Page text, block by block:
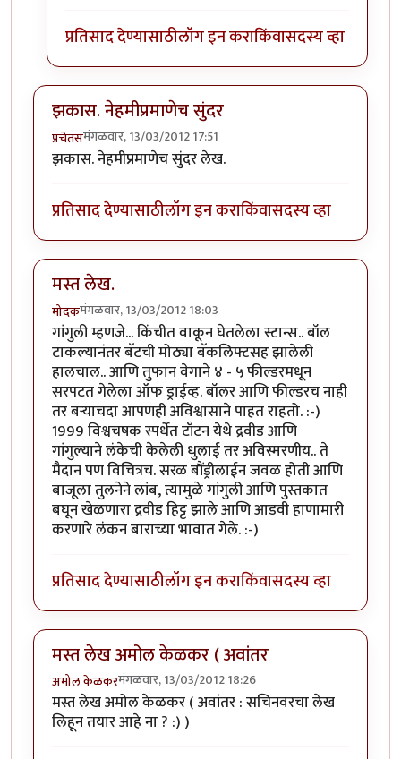
प्रतिसाद देण्यासाठीलॉग इन कराकिंवासदस्य व्हा
झकास. नेहमीप्रमाणेच सुंदर
प्रचेतसमंगळवार, 13/03/2012 17:51
झकास. नेहमीप्रमाणेच सुंदर लेख.
प्रतिसाद देण्यासाठीलॉग इन कराकिंवासदस्य व्हा
मस्त लेख.
मोदकमंगळवार, 13/03/2012 18:03
गांगुली म्हणजे... किंचीत वाकून घेतलेला स्टान्स.. बॉल
टाकल्यानंतर बॅटची मोठ्या बॅकलिफ्टसह झालेली
हालचाल.. आणि तुफान वेगाने ४ - ५ फील्डरमधून
सरपटत गेलेला ऑफ ड्राईव्ह. बॉलर आणि फील्डरच नाही
तर बर्‍याचदा आपणही अविश्वासाने पाहत राहतो. :-)
1999 विश्वचषक स्पर्धेत टाँटन येथे द्रवीड आणि
गांगुल्याने लंकेची केलेली धुलाई तर अविस्मरणीय.. ते
मैदान पण विचित्रच. सरळ बौंड्रीलाईन जवळ होती आणि
बाजूला तुलनेने लांब, त्यामुळे गांगुली आणि पुस्तकात
बघून खेळणारा द्रवीड हिट्ट झाले आणि आडवी हाणामारी
करणारे लंकन बाराच्या भावात गेले. :-)
प्रतिसाद देण्यासाठीलॉग इन कराकिंवासदस्य व्हा
मस्त लेख अमोल केळकर ( अवांतर
अमोल केळकरमंगळवार, 13/03/2012 18:26
मस्त लेख अमोल केळकर ( अवांतर : सचिनवरचा लेख
लिहून तयार आहे ना ? :) )